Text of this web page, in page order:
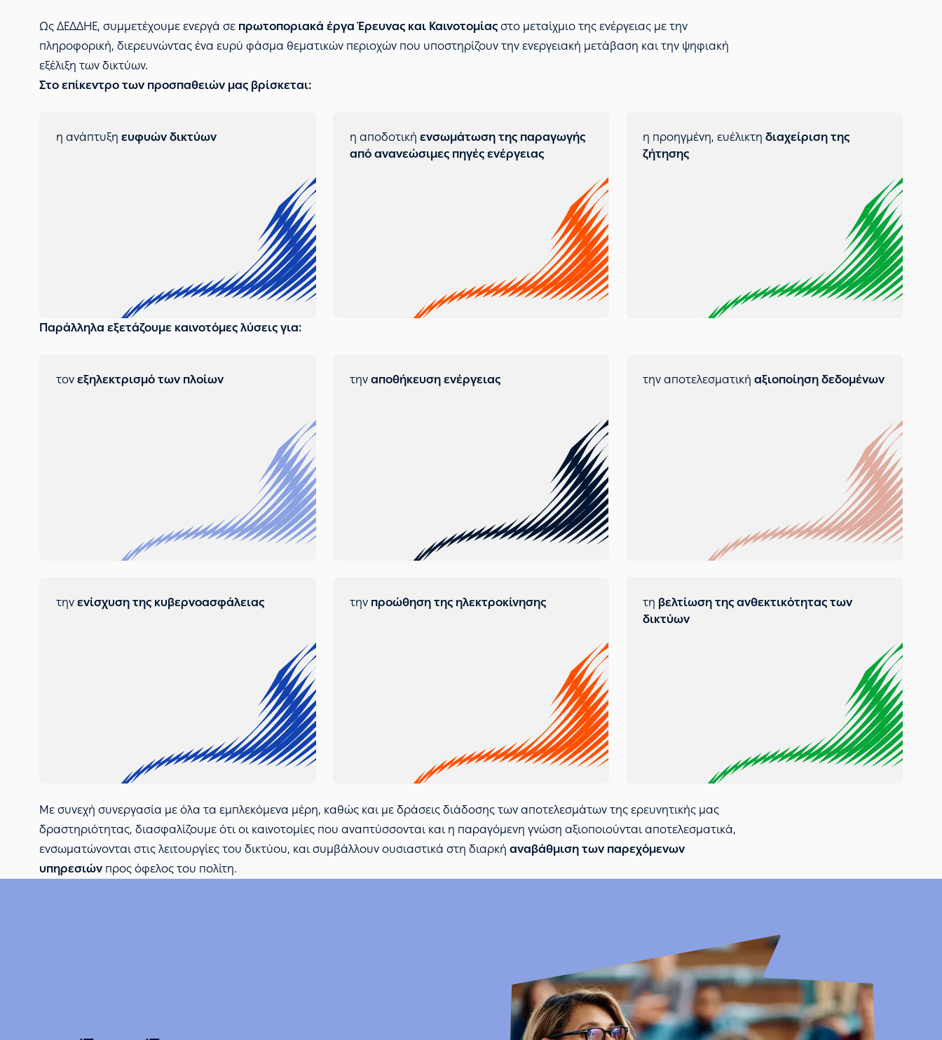
Ως ΔΕΔΔΗΕ, συμμετέχουμε ενεργά σε πρωτοποριακά έργα Έρευνας και Καινοτομίας στο μεταίχμιο της ενέργειας με την
πληροφορική, διερευνώντας ένα ευρύ φάσμα θεματικών περιοχών που υποστηρίζουν την ενεργειακή μετάβαση και την ψηφιακή
εξέλιξη των δικτύων.
Στο επίκεντρο των προσπαθειών μας βρίσκεται:
η ανάπτυξη ευφυών δικτύων η αποδοτική ενσωμάτωση της παραγωγής
από ανανεώσιμες πηγές ενέργειας
η προηγμένη, ευέλικτηδιαχείριση της
ζήτησης
Παράλληλα εξετάζουμε καινοτόμες λύσεις για:
τον εξηλεκτρισμό των πλοίων την αποθήκευση ενέργειας την αποτελεσματικήαξιοποίηση δεδομένων
την ενίσχυση της κυβερνοασφάλειας την προώθηση της ηλεκτροκίνησης τη βελτίωση της ανθεκτικότητας των
δικτύων
Με συνεχή συνεργασία με όλα τα εμπλεκόμενα μέρη, καθώς και με δράσεις διάδοσης των αποτελεσμάτων της ερευνητικής μας
δραστηριότητας, διασφαλίζουμε ότι οι καινοτομίες που αναπτύσσονται και η παραγόμενη γνώση αξιοποιούνται αποτελεσματικά,
ενσωματώνονται στις λειτουργίες του δικτύου, και συμβάλλουν ουσιαστικά στη διαρκή αναβάθμιση των παρεχόμενων
υπηρεσιών προς όφελος του πολίτη.